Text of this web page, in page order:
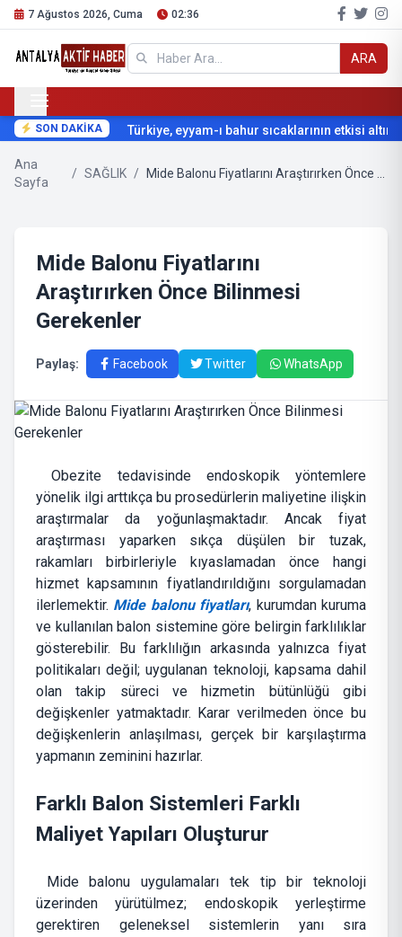
7 Ağustos 2026, Cuma 02:36
ARA
SON DAKİKA Türkiye, eyyam-ı bahur sıcaklarının etkisi altına
Ana
Sayfa
/ SAĞLIK /
Mide Balonu Fiyatlarını
Araştırırken Önce Bilinmesi
Gerekenler
Paylaş: Facebook Twitter WhatsApp
Obezite tedavisinde endoskopik yöntemlere
yönelik ilgi arttıkça bu prosedürlerin maliyetine ilişkin
araştırmalar da yoğunlaşmaktadır. Ancak fiyat
araştırması yaparken sıkça düşülen bir tuzak,
rakamları birbirleriyle kıyaslamadan önce hangi
hizmet kapsamının fiyatlandırıldığını sorgulamadan
ilerlemektir. Mide balonu fiyatları, kurumdan kuruma
ve kullanılan balon sistemine göre belirgin farklılıklar
gösterebilir. Bu farklılığın arkasında yalnızca fiyat
politikaları değil; uygulanan teknoloji, kapsama dahil
olan takip süreci ve hizmetin bütünlüğü gibi
değişkenler yatmaktadır. Karar verilmeden önce bu
değişkenlerin anlaşılması, gerçek bir karşılaştırma
yapmanın zeminini hazırlar.
Farklı Balon Sistemleri Farklı
Maliyet Yapıları Oluşturur
Mide balonu uygulamaları tek tip bir teknoloji
üzerinden yürütülmez; endoskopik yerleştirme
gerektiren geleneksel sistemlerin yanı sıra